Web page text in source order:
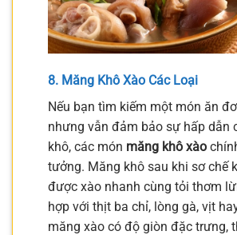
8. Măng Khô Xào Các Loại
Nếu bạn tìm kiếm một món ăn
nhưng vẫn đảm bảo sự hấp dẫn
khô, các món măng khô xào
tưởng. Măng khô sau khi sơ chế
được xào nhanh cùng tỏi thơm
hợp với thịt ba chỉ, lòng gà, vịt
măng xào có độ giòn đặc trưng,